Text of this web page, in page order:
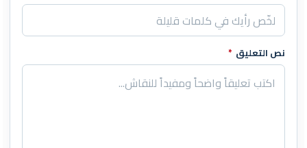
نص التعليق *